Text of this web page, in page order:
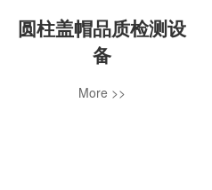
圆柱盖帽品质检测设
备
More >>